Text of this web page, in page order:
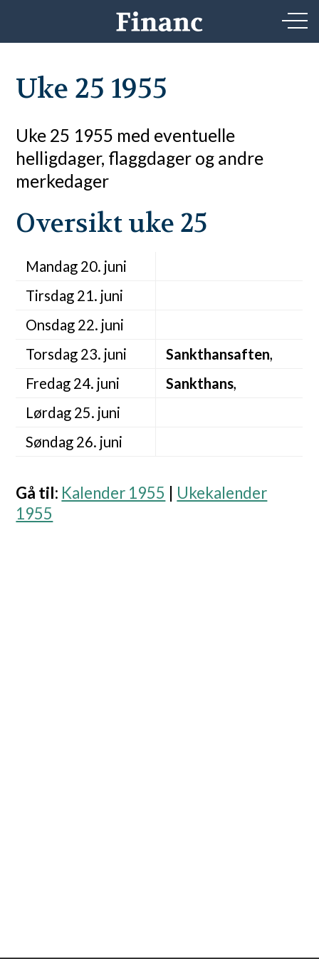
Uke 25 1955
Uke 25 1955 med eventuelle
helligdager, flaggdager og andre
merkedager
Oversikt uke 25
Mandag 20. juni
Tirsdag 21. juni
Onsdag 22. juni
Torsdag 23. juni
Sankthansaften,
Fredag 24. juni
Sankthans,
Lørdag 25. juni
Søndag 26. juni
Gå til: Kalender 1955
Ukekalender
1955